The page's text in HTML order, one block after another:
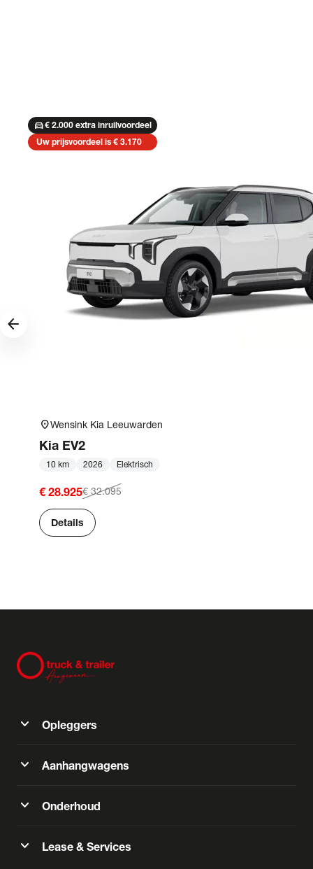
directions_car€ 2.000 extra inruilvoordeel
Uw prijsvoordeel is € 3.170
location_onWensink Kia Leeuwarden
Kia EV2
10 km 2026 Elektrisch
€ 28.925€ 32.095
Details
arrow_forward
expand_more Opleggers
expand_more Aanhangwagens
expand_more Onderhoud
expand_more Lease & Services